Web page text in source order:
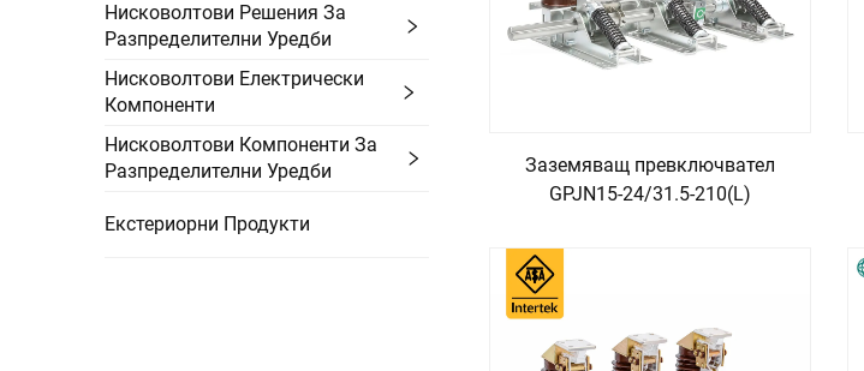
Нисковолтови Решения За
Разпределителни Уредби
Нисковолтови Електрически
Компоненти
Нисковолтови Компоненти За
Разпределителни Уредби
Екстериорни Продукти
Заземяващ превключвател
GPJN15-24/31.5-210(L)